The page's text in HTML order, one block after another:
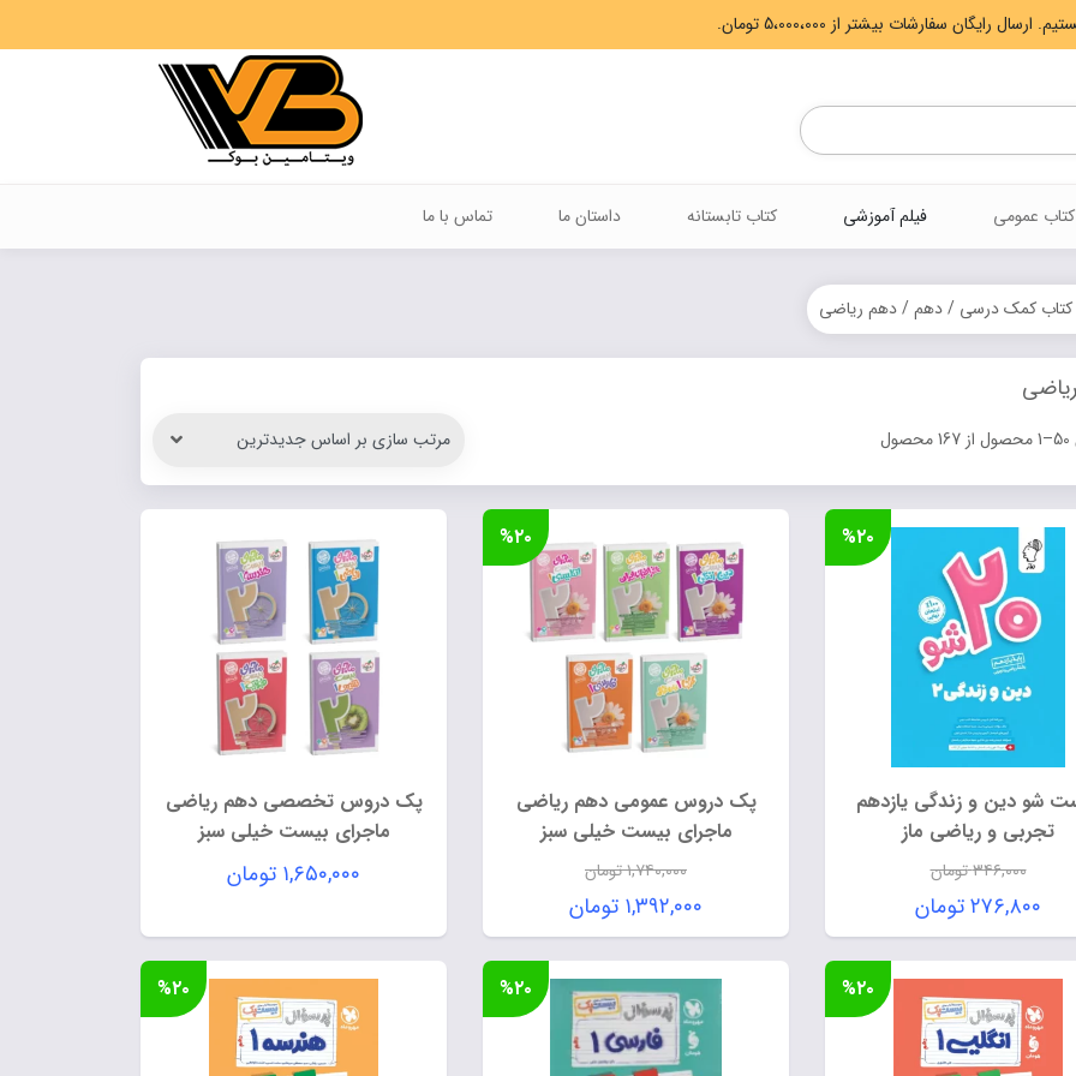
Products
search
کتاب عمومی فیلم آموزشی کتاب تابستانه داستان ما تماس با ما
کتاب کمک درسی /دهم/ دهم ریاضی
Sorted
latest
شو دین و زندگی یازدهم
تجربی و ریاضی ماز
۳۴۶,۰۰۰تومان
قیمت
اصلی:
۳۴۶,۰۰۰ تومان
بود.
۲۷۶,۸۰۰تومان
قیمت
فعلی:
۲۷۶,۸۰۰ تومان.
%۲۰
پک دروس عمومی دهم ریاضی
ماجرای بیست خیلی سبز
۱,۷۴۰,۰۰۰تومان
قیمت
اصلی:
۱,۷۴۰,۰۰۰ تومان
بود.
۱,۳۹۲,۰۰۰ تومان
قیمت
فعلی:
۱,۳۹۲,۰۰۰ تومان.
%۲۰
پک دروس تخصصی دهم ریاضی
ماجرای بیست خیلی سبز
۱,۶۵۰,۰۰۰ تومان
%۲۰ %۲۰ %۲۰